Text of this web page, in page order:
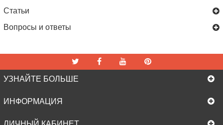
Статьи
Вопросы и ответы
УЗНАЙТЕ БОЛЬШЕ
ИНФОРМАЦИЯ